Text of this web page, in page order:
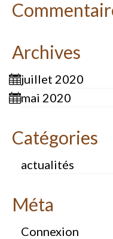
Archives
juillet 2020
mai 2020
Catégories
actualités
Méta
Connexion